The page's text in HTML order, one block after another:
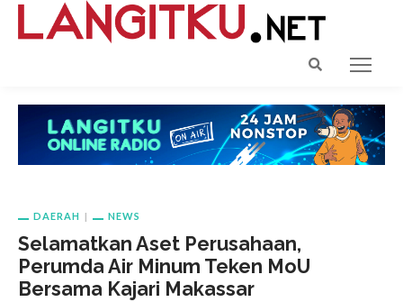
DAERAH NEWS
Selamatkan Aset Perusahaan,
Perumda Air Minum Teken MoU
Bersama Kajari Makassar